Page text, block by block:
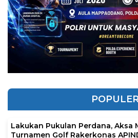
Lakukan Pukulan Perdana, Aksa
Turnamen Golf Rakerkonas